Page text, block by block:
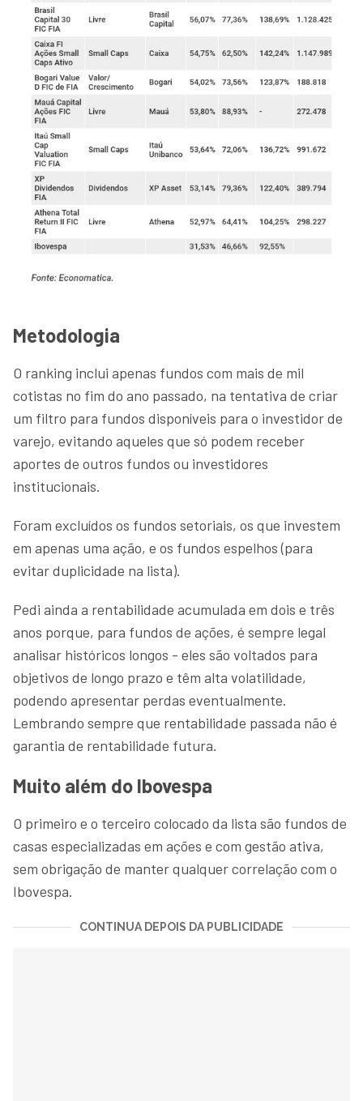
Metodologia
O ranking inclui apenas fundos com mais de mil
cotistas no fim do ano passado, na tentativa de criar
um filtro para fundos disponíveis para o investidor de
varejo, evitando aqueles que só podem receber
aportes de outros fundos ou investidores
institucionais.
Foram excluídos os fundos setoriais, os que investem
em apenas uma ação, e os fundos espelhos (para
evitar duplicidade na lista).
Pedi ainda a rentabilidade acumulada em dois e três
anos porque, para fundos de ações, é sempre legal
analisar históricos longos - eles são voltados para
objetivos de longo prazo e têm alta volatilidade,
podendo apresentar perdas eventualmente.
Lembrando sempre que rentabilidade passada não é
garantia de rentabilidade futura.
Muito além do Ibovespa
O primeiro e o terceiro colocado da lista são fundos de
casas especializadas em ações e com gestão ativa,
sem obrigação de manter qualquer correlação com o
Ibovespa.
CONTINUA DEPOIS DA PUBLICIDADE